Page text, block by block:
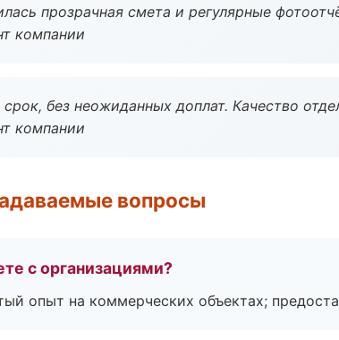
прозрачная смета и регулярные
компании
без неожиданных доплат. Качество
компании
вопросы
с организациями?
опыт на коммерческих объектах;